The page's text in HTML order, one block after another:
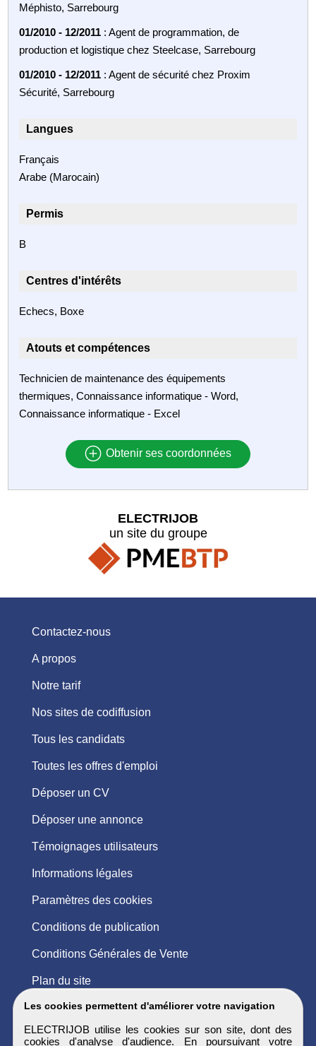
Méphisto, Sarrebourg
01/2010 - 12/2011 : Agent de programmation, de
production et logistique chez Steelcase, Sarrebourg
01/2010 - 12/2011 : Agent de sécurité chez Proxim
Sécurité, Sarrebourg
Langues
Français
Arabe (Marocain)
Permis
B
Centres d'intérêts
Echecs, Boxe
Atouts et compétences
Technicien de maintenance des équipements
thermiques, Connaissance informatique - Word,
Connaissance informatique - Excel
Obtenir ses coordonnées
Les cookies permettent d'améliorer votre navigation
ELECTRIJOB utilise les cookies sur son site, dont des
cookies d'analyse d'audience. En poursuivant votre
ELECTRIJOB
un site du groupe
Contactez-nous
A propos
Notre tarif
Nos sites de codiffusion
Tous les candidats
Toutes les offres d'emploi
Déposer un CV
Déposer une annonce
Témoignages utilisateurs
Informations légales
Paramètres des cookies
Conditions de publication
Conditions Générales de Vente
Plan du site